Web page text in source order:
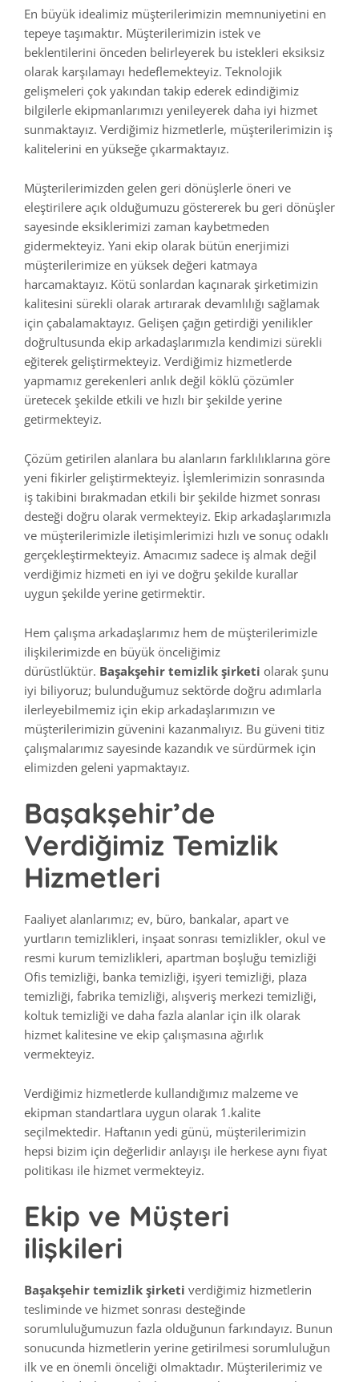
En büyük idealimiz müşterilerimizin memnuniyetini en
tepeye taşımaktır. Müşterilerimizin istek ve
beklentilerini önceden belirleyerek bu istekleri eksiksiz
olarak karşılamayı hedeflemekteyiz. Teknolojik
gelişmeleri çok yakından takip ederek edindiğimiz
bilgilerle ekipmanlarımızı yenileyerek daha iyi hizmet
sunmaktayız. Verdiğimiz hizmetlerle, müşterilerimizin iş
kalitelerini en yükseğe çıkarmaktayız.
Müşterilerimizden gelen geri dönüşlerle öneri ve
eleştirilere açık olduğumuzu göstererek bu geri dönüşler
sayesinde eksiklerimizi zaman kaybetmeden
gidermekteyiz. Yani ekip olarak bütün enerjimizi
müşterilerimize en yüksek değeri katmaya
harcamaktayız. Kötü sonlardan kaçınarak şirketimizin
kalitesini sürekli olarak artırarak devamlılığı sağlamak
için çabalamaktayız. Gelişen çağın getirdiği yenilikler
doğrultusunda ekip arkadaşlarımızla kendimizi sürekli
eğiterek geliştirmekteyiz. Verdiğimiz hizmetlerde
yapmamız gerekenleri anlık değil köklü çözümler
üretecek şekilde etkili ve hızlı bir şekilde yerine
getirmekteyiz.
Çözüm getirilen alanlara bu alanların farklılıklarına göre
yeni fikirler geliştirmekteyiz. İşlemlerimizin sonrasında
iş takibini bırakmadan etkili bir şekilde hizmet sonrası
desteği doğru olarak vermekteyiz. Ekip arkadaşlarımızla
ve müşterilerimizle iletişimlerimizi hızlı ve sonuç odaklı
gerçekleştirmekteyiz. Amacımız sadece iş almak değil
verdiğimiz hizmeti en iyi ve doğru şekilde kurallar
uygun şekilde yerine getirmektir.
Hem çalışma arkadaşlarımız hem de müşterilerimizle
ilişkilerimizde en büyük önceliğimiz
dürüstlüktür. Başakşehir temizlik şirketi olarak şunu
iyi biliyoruz; bulunduğumuz sektörde doğru adımlarla
ilerleyebilmemiz için ekip arkadaşlarımızın ve
müşterilerimizin güvenini kazanmalıyız. Bu güveni titiz
çalışmalarımız sayesinde kazandık ve sürdürmek için
elimizden geleni yapmaktayız.
Başakşehir’de
Verdiğimiz Temizlik
Hizmetleri
Faaliyet alanlarımız; ev, büro, bankalar, apart ve
yurtların temizlikleri, inşaat sonrası temizlikler, okul ve
resmi kurum temizlikleri, apartman boşluğu temizliği
Ofis temizliği, banka temizliği, işyeri temizliği, plaza
temizliği, fabrika temizliği, alışveriş merkezi temizliği,
koltuk temizliği ve daha fazla alanlar için ilk olarak
hizmet kalitesine ve ekip çalışmasına ağırlık
vermekteyiz.
Verdiğimiz hizmetlerde kullandığımız malzeme ve
ekipman standartlara uygun olarak 1.kalite
seçilmektedir. Haftanın yedi günü, müşterilerimizin
hepsi bizim için değerlidir anlayışı ile herkese aynı fiyat
politikası ile hizmet vermekteyiz.
Ekip ve Müşteri
ilişkileri
Başakşehir temizlik şirketi verdiğimiz hizmetlerin
tesliminde ve hizmet sonrası desteğinde
sorumluluğumuzun fazla olduğunun farkındayız. Bunun
sonucunda hizmetlerin yerine getirilmesi sorumluluğun
ilk ve en önemli önceliği olmaktadır. Müşterilerimiz ve